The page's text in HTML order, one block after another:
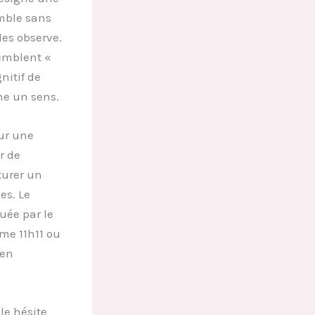
sans
observe.
«
de
un sens.
une
de
un
Le
par le
11h11 ou
hésite